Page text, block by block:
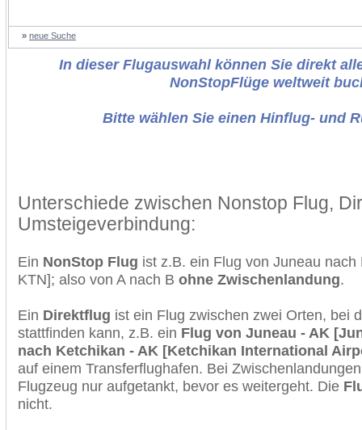
» neue Suche
In dieser Flugauswahl können Sie direkt
NonStopFlüge weltweit
Bitte wählen Sie einen Hinflug- und
Unterschiede zwischen Nonstop Flug,
Umsteigeverbindung:
Ein NonStop Flug ist z.B. ein Flug von Juneau
KTN]; also von A nach B ohne Zwischenlandung.
Ein Direktflug ist ein Flug zwischen zwei Orten, bei
stattfinden kann, z.B. ein Flug von Juneau - AK
nach Ketchikan - AK [Ketchikan International
auf einem Transferflughafen. Bei
Flugzeug nur aufgetankt, bevor es weitergeht. Die
nicht.